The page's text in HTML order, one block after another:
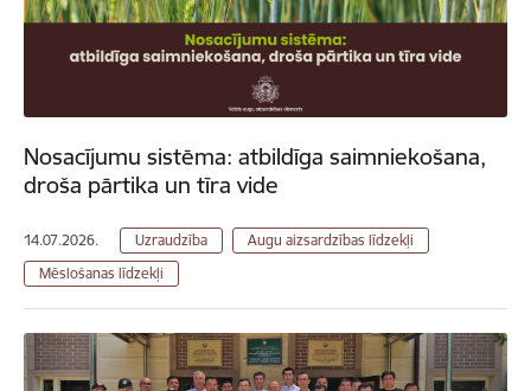
Nosacījumu sistēma: atbildīga saimniekošana,
droša pārtika un tīra vide
14.07.2026. Uzraudzība
Augu aizsardzības līdzekļi
Mēslošanas līdzekļi